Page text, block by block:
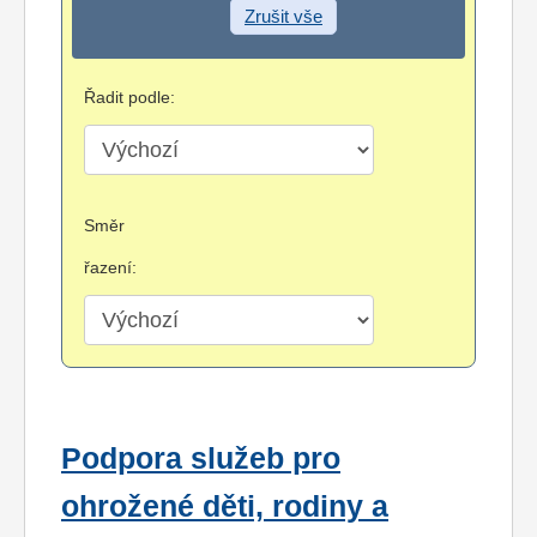
Zrušit vše
Řadit podle:
Směr
řazení:
Podpora služeb pro
ohrožené děti, rodiny a